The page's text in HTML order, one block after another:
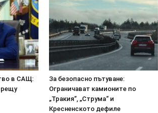
в САЩ:
За безопасно пътуване:
Ограничават камионите по
„Тракия“, „Струма“ и
Кресненското дефиле